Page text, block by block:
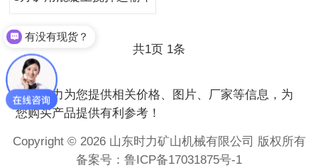
共1页 1条
时力为您提供相关价格、图片、厂家等信息，为
您购买产品提供有利参考！
Copyright © 2026 山东时力矿山机械有限公司 版权所有
备案号： 鲁ICP备17031875号-1
有没有现货？